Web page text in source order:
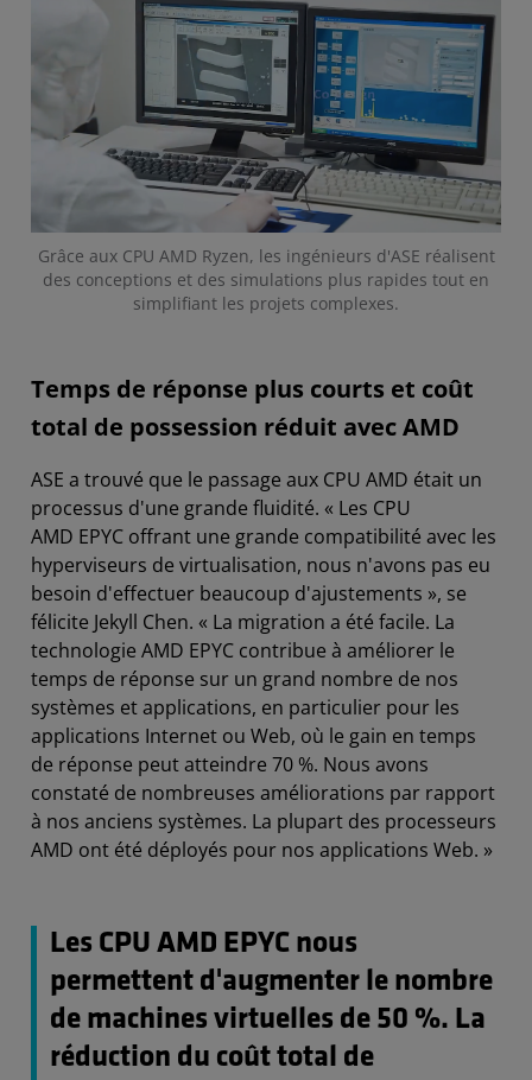
Grâce aux CPU AMD Ryzen, les ingénieurs d'ASE réalisent
des conceptions et des simulations plus rapides tout en
simplifiant les projets complexes.
Temps de réponse plus courts et coût
total de possession réduit avec AMD
ASE a trouvé que le passage aux CPU AMD était un
processus d'une grande fluidité. « Les CPU
AMD EPYC offrant une grande compatibilité avec les
hyperviseurs de virtualisation, nous n'avons pas eu
besoin d'effectuer beaucoup d'ajustements », se
félicite Jekyll Chen. « La migration a été facile. La
technologie AMD EPYC contribue à améliorer le
temps de réponse sur un grand nombre de nos
systèmes et applications, en particulier pour les
applications Internet ou Web, où le gain en temps
de réponse peut atteindre 70 %. Nous avons
constaté de nombreuses améliorations par rapport
à nos anciens systèmes. La plupart des processeurs
AMD ont été déployés pour nos applications Web. »
Les CPU AMD EPYC nous
permettent d'augmenter le nombre
de machines virtuelles de 50 %. La
réduction du coût total de